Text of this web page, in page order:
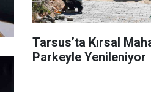
Tarsus’ta Kırsal
Parkeyle Yenileniyor